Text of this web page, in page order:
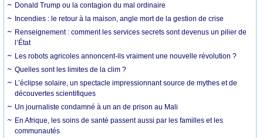
Donald Trump ou la contagion du mal ordinaire
Incendies : le retour à la maison, angle mort de la gestion de crise
Renseignement : comment les services secrets sont devenus un pilier de
l’État
Les robots agricoles annoncent-ils vraiment une nouvelle révolution ?
Quelles sont les limites de la clim ?
L’éclipse solaire, un spectacle impressionnant source de mythes et de
découvertes scientifiques
Un journaliste condamné à un an de prison au Mali
En Afrique, les soins de santé passent aussi par les familles et les
communautés